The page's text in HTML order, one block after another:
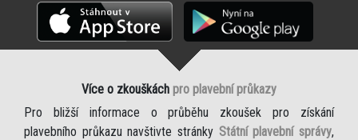
Více o zkouškách pro plavební průkazy
Pro bližší informace o průběhu zkoušek pro získání
plavebního průkazu navštivte stránky Státní plavební správy,